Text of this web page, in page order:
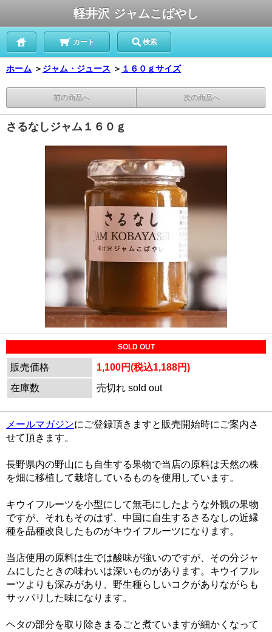
軽井沢 ジャムこばやし
カート 検索
ホーム ＞ ジャム・ジュース ＞ １６０ｇサイズ
前の商品へ 次の商品へ
さるなしジャム１６０ｇ
SOLD OUT
販売価格
1,100円(税込1,188円)
在庫数
売切れ sold out
メールマガジンにご登録頂きますと販売開始時にご案内さ
せて頂きます。
長野県内の野山にも自生する果物で当店の原料は天然の株
を畑に移植して栽培しているものを使用しています。
キウイフルーツを小型にして無毛にしたような外観の果物
ですが、それもそのはず、中国に自生するさるなしの近縁
種を品種改良したものがキウイフルーツになります。
当店使用の原料は生では酸味が強いのですが、その分ジャ
ムにしたときの味わいは深いものがあります。キウイフル
ーツよりも深みがあり、野生種らしいコクがありながらも
サッパリした味になります。
ヘタの部分を取り除きまるごと煮ていますが細かくなって